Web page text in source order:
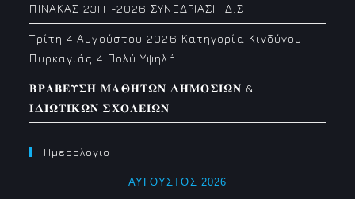
ΠΙΝΑΚΑΣ 23H -2026 ΣΥΝΕΔΡΙΑΣΗ Δ.Σ
Τρίτη 4 Αυγούστου 2026 Κατηγορία Κινδύνου
Πυρκαγιάς 4 Πολύ Υψηλή
𝚩𝚸𝚨𝚩𝚬𝚼𝚺𝚮 𝚳𝚨𝚯𝚮𝚻𝛀𝚴 𝚫𝚮𝚳𝚶𝚺𝚰𝛀𝚴 &
𝚰𝚫𝚰𝛀𝚻𝚰𝚱𝛀𝚴 𝚺𝚾𝚶𝚲𝚬𝚰𝛀𝚴
Ημερολογιο
ΑΎΓΟΥΣΤΟΣ 2026